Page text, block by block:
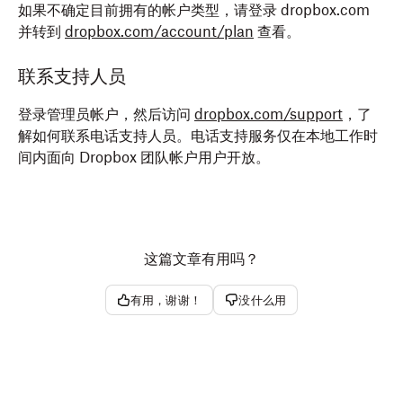
如果不确定目前拥有的帐户类型，请登录 dropbox.com
并转到 dropbox.com/account/plan 查看。
联系支持人员
登录管理员帐户，然后访问 dropbox.com/support ，了
解如何联系电话支持人员。电话支持服务仅在本地工作时
间内面向 Dropbox 团队帐户用户开放。
这篇文章有用吗？
有用，谢谢！ 没什么用